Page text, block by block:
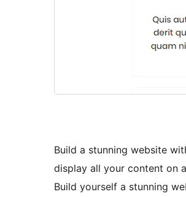
Build a stunning website
display all your content on
Build yourself a stunning